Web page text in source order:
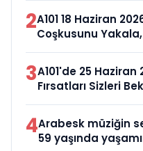
2A101 18 Haziran
Coşkusunu
3A101'de 25 Haziran
Fırsatları Sizleri
4Arabesk müziğin
59 yaşında